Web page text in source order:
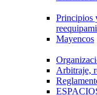
Principios
Mayencos
Arbitraje,